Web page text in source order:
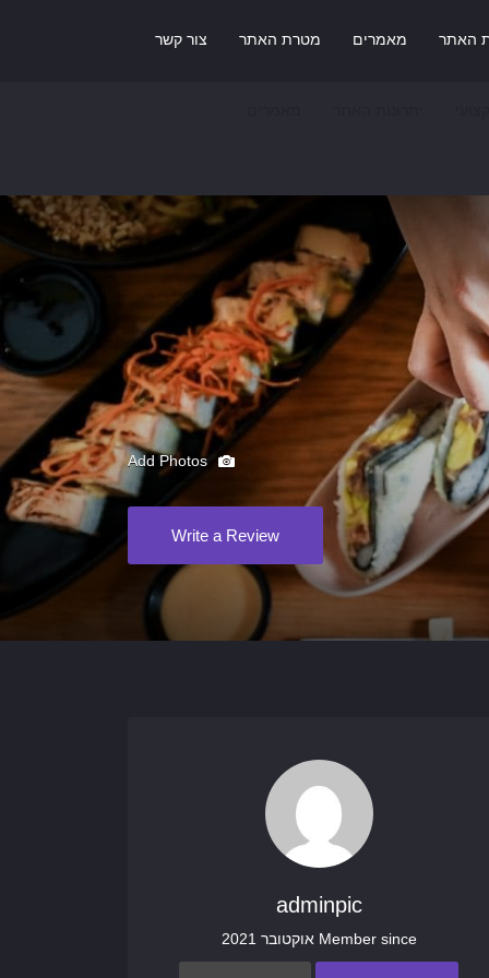
האתר מאמרים מטרת האתר צור קשר
Write a Review
adminpic
Member since אוקטובר 2021